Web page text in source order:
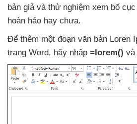
bản giả và thử nghiệm xem bố
hoàn hảo hay chưa.
Để thêm một đoạn văn bản Loren
trang Word, hãy nhập =lorem() và